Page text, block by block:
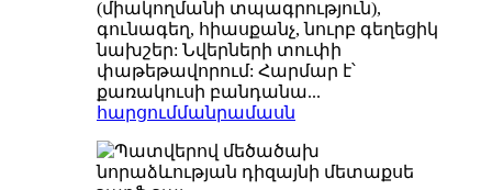
(միակողմանի տպագրություն),
գունագեղ, հիասքանչ, նուրբ գեղեցիկ
նախշեր: Նվերների տուփի
փաթեթավորում: Հարմար է՝
քառակուսի բանդանա...
հարցումմանրամասն